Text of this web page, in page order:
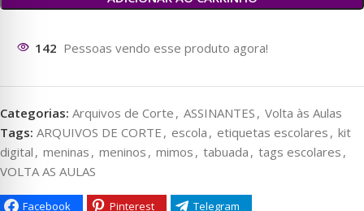
132 Pessoas vendo esse produto agora!
Categorias: Arquivos de Corte , ASSINANTES , Volta às Aulas
Tags: ARQUIVOS DE CORTE , escola , etiquetas escolares , kit
digital , meninas , meninos , mimos , tabuada , tags escolares ,
VOLTA AS AULAS
Facebook Pinterest Telegram